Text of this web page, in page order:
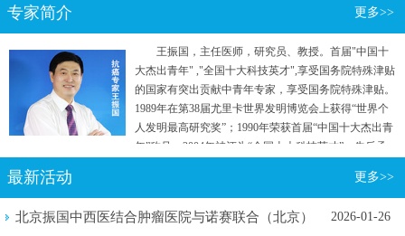
专家简介 更多>>
王振国，主任医师，研究员、教授。首届"中国十
大杰出青年" ,"全国十大科技英才",享受国务院特殊津贴
的国家有突出贡献中青年专家，享受国务院特殊津贴。
1989年在第38届尤里卡世界发明博览会上获得“世界个
人发明最高研究奖”；1990年荣获首届“中国十大杰出青
年”称号；2004年被评为“全国十大科技英才”。先后承
项目。曾参加国家行政学院两院院士和专家理论研究
最新活动 更多>>
北京振国中西医结合肿瘤医院与诺赛联合（北京）
2026-01-26